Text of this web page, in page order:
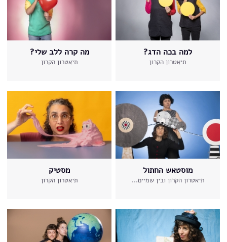
למה בכה הדג?
תיאטרון הקרון
מה קרה ללב שלי?
תיאטרון הקרון
מוסטאש החתול
תיאטרון הקרון ובין שמיים...
מסטיק
תיאטרון הקרון